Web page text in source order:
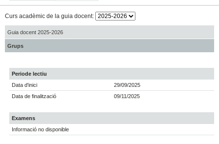
Curs acadèmic de la guia docent:
Guia docent 2025-2026
Grups
Periode lectiu
Data d'inici
29/09/2025
Data de finalització
09/11/2025
Examens
Informació no disponible